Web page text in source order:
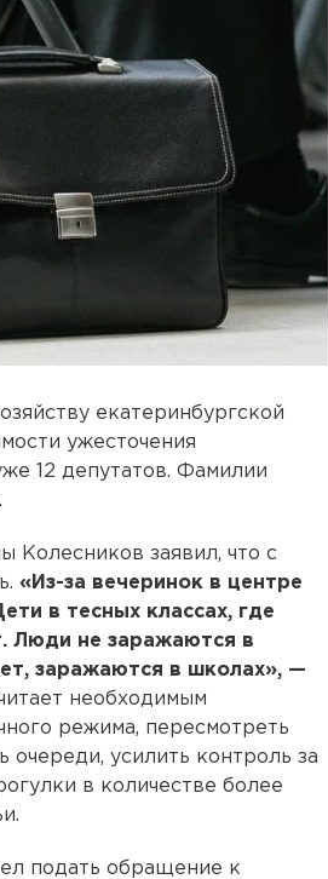
екатеринбургской
ужесточения
12 депутатов. Фамилии
Колесников заявил, что с
«Из-за вечеринок в центре
в тесных классах, где
Люди не заражаются в
заражаются в школах», —
необходимым
режима, пересмотреть
усилить контроль за
в количестве более
подать обращение к